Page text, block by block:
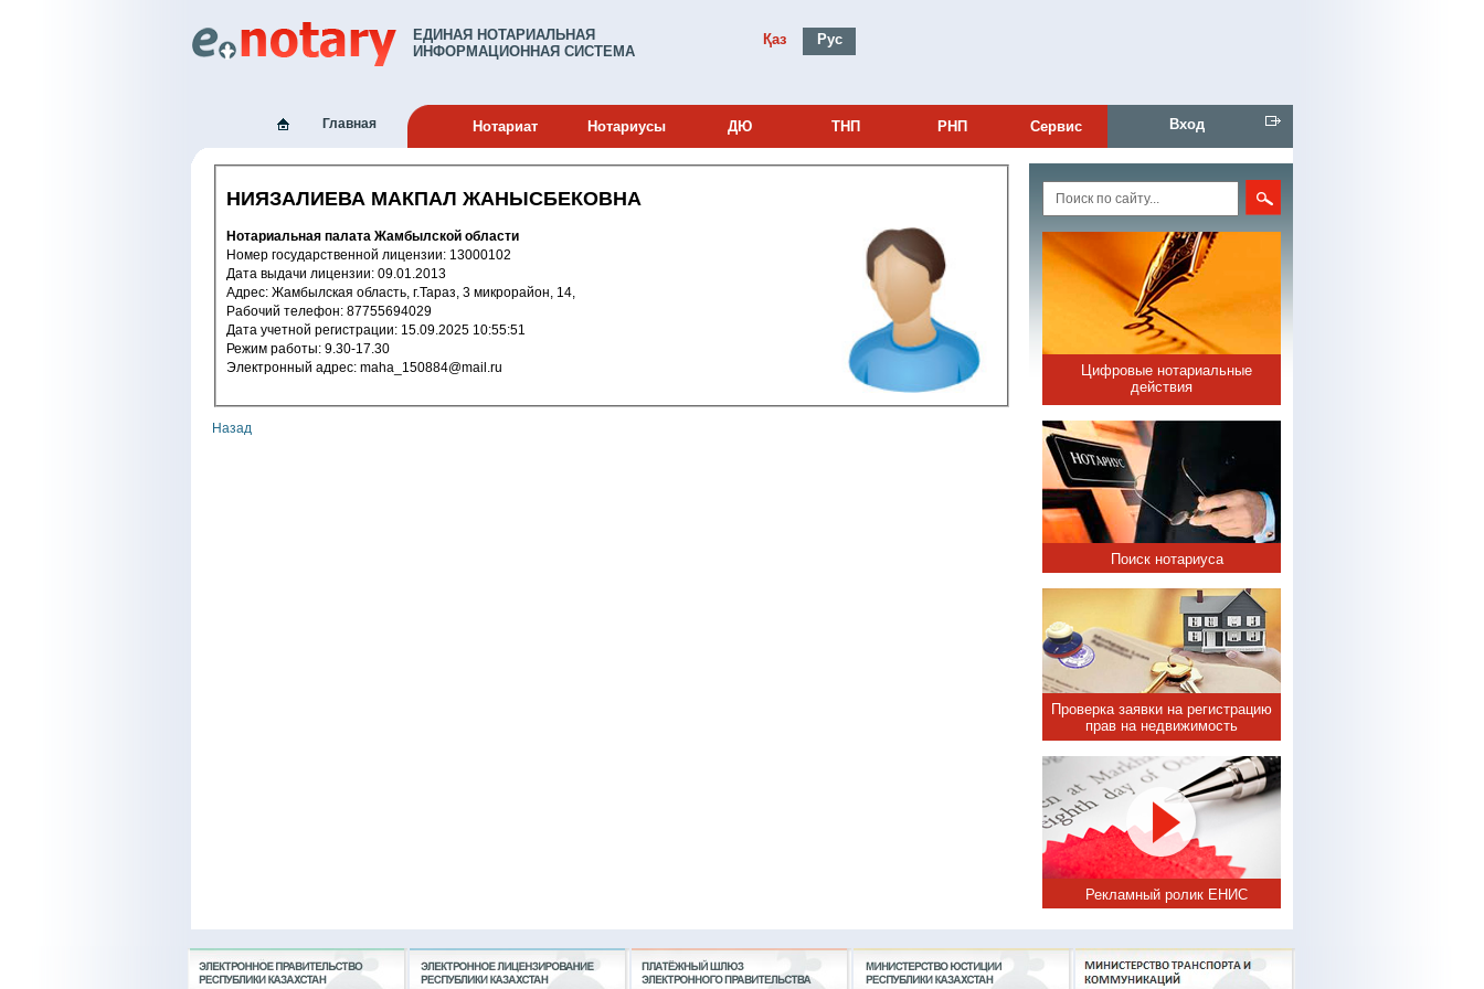
ЕДИНАЯ НОТАРИАЛЬНАЯ
ИНФОРМАЦИОННАЯ СИСТЕМА
Қаз Рус
Главная Нотариат Нотариусы ДЮ ТНП РНП Сервис Вход
НИЯЗАЛИЕВА МАКПАЛ ЖАНЫСБЕКОВНА
Нотариальная палата Жамбылской области
Номер государственной лицензии: 13000102
Дата выдачи лицензии: 09.01.2013
Адрес: Жамбылская область, г.Тараз, 3 микрорайон, 14,
Рабочий телефон: 87755694029
Дата учетной регистрации: 15.09.2025 10:55:51
Режим работы: 9.30-17.30
Электронный адрес: maha_150884@mail.ru
Назад
Цифровые нотариальные
действия
Поиск нотариуса
Проверка заявки на регистрацию
прав на недвижимость
Рекламный ролик ЕНИС